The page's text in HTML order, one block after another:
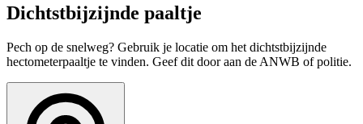
Dichtstbijzijnde paaltje
Pech op de snelweg? Gebruik je locatie om het dichtstbijzijnde
hectometerpaaltje te vinden. Geef dit door aan de ANWB of politie.